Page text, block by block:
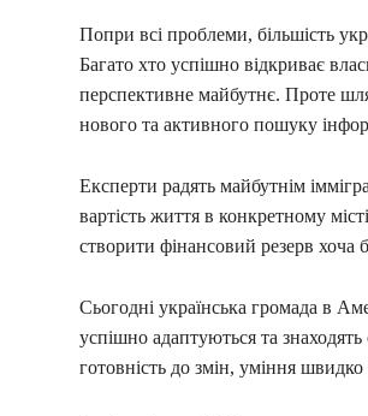
Попри всі проблеми, більшість
Багато хто успішно відкриває
перспективне майбутнє. Проте
нового та активного пошуку
Експерти радять майбутнім
вартість життя в конкретному
створити фінансовий резерв
Сьогодні українська громада в
успішно адаптуються та
готовність до змін, уміння